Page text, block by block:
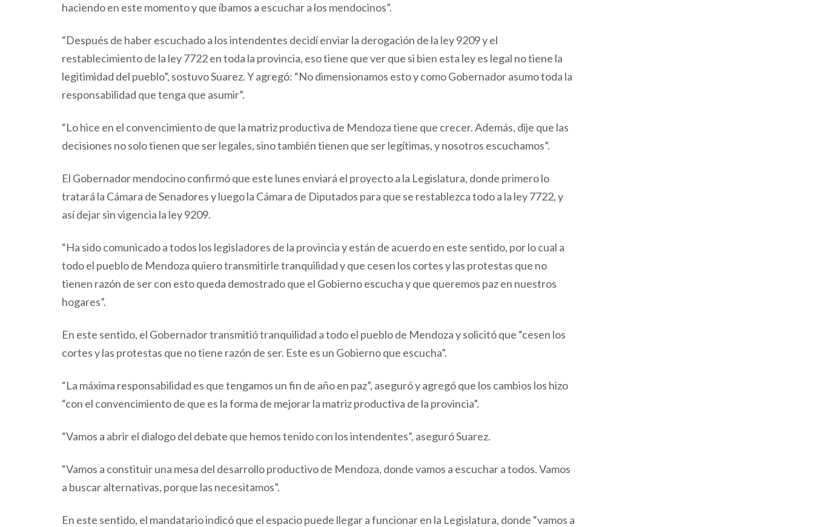
haciendo en este momento y que íbamos a escuchar a los mendocinos”.
“Después de haber escuchado a los intendentes decidí enviar la derogación de la ley 9209 y el
restablecimiento de la ley 7722 en toda la provincia, eso tiene que ver que si bien esta ley es legal no tiene la
legitimidad del pueblo”, sostuvo Suarez. Y agregó: “No dimensionamos esto y como Gobernador asumo toda la
responsabilidad que tenga que asumir”.
“Lo hice en el convencimiento de que la matriz productiva de Mendoza tiene que crecer. Además, dije que las
decisiones no solo tienen que ser legales, sino también tienen que ser legítimas, y nosotros escuchamos”.
El Gobernador mendocino confirmó que este lunes enviará el proyecto a la Legislatura, donde primero lo
tratará la Cámara de Senadores y luego la Cámara de Diputados para que se restablezca todo a la ley 7722, y
así dejar sin vigencia la ley 9209.
“Ha sido comunicado a todos los legisladores de la provincia y están de acuerdo en este sentido, por lo cual a
todo el pueblo de Mendoza quiero transmitirle tranquilidad y que cesen los cortes y las protestas que no
tienen razón de ser con esto queda demostrado que el Gobierno escucha y que queremos paz en nuestros
hogares”.
En este sentido, el Gobernador transmitió tranquilidad a todo el pueblo de Mendoza y solicitó que “cesen los
cortes y las protestas que no tiene razón de ser. Este es un Gobierno que escucha”.
“La máxima responsabilidad es que tengamos un fin de año en paz”, aseguró y agregó que los cambios los hizo
“con el convencimiento de que es la forma de mejorar la matriz productiva de la provincia”.
“Vamos a abrir el dialogo del debate que hemos tenido con los intendentes”, aseguró Suarez.
“Vamos a constituir una mesa del desarrollo productivo de Mendoza, donde vamos a escuchar a todos. Vamos
a buscar alternativas, porque las necesitamos”.
En este sentido, el mandatario indicó que el espacio puede llegar a funcionar en la Legislatura, donde “vamos a